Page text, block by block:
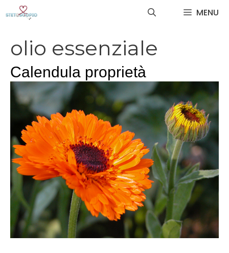
MENU
olio essenziale
Calendula proprietà